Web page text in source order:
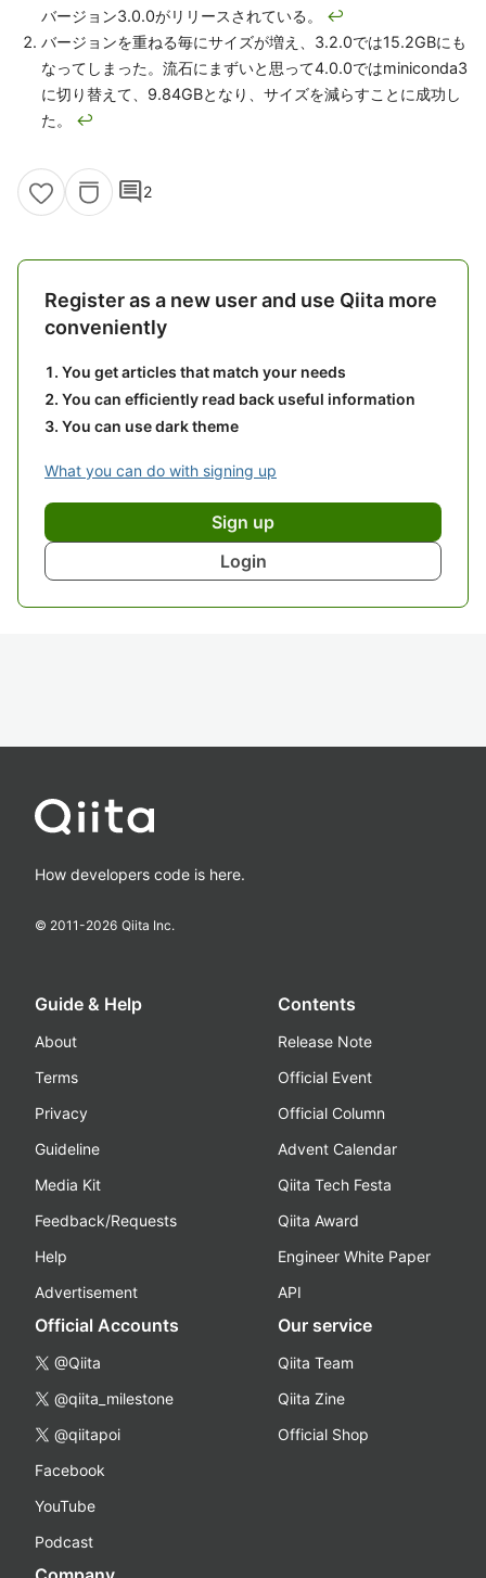
バージョン3.0.0がリリースされている。 ↩
バージョンを重ねる毎にサイズが増え、3.2.0では15.2GBにも
なってしまった。流石にまずいと思って4.0.0ではminiconda3
に切り替えて、9.84GBとなり、サイズを減らすことに成功し
た。 ↩
comment2
Register as a new user and use Qiita more
conveniently
You get articles that match your needs
You can efficiently read back useful information
You can use dark theme
What you can do with signing up
Sign up
Login
How developers code is here.
© 2011-2026 Qiita Inc.
Guide & Help
About
Terms
Privacy
Guideline
Media Kit
Feedback/Requests
Help
Advertisement
Contents
Release Note
Official Event
Official Column
Advent Calendar
Qiita Tech Festa
Qiita Award
Engineer White Paper
API
Official Accounts
@Qiita
@qiita_milestone
@qiitapoi
Facebook
YouTube
Podcast
Our service
Qiita Team
Qiita Zine
Official Shop